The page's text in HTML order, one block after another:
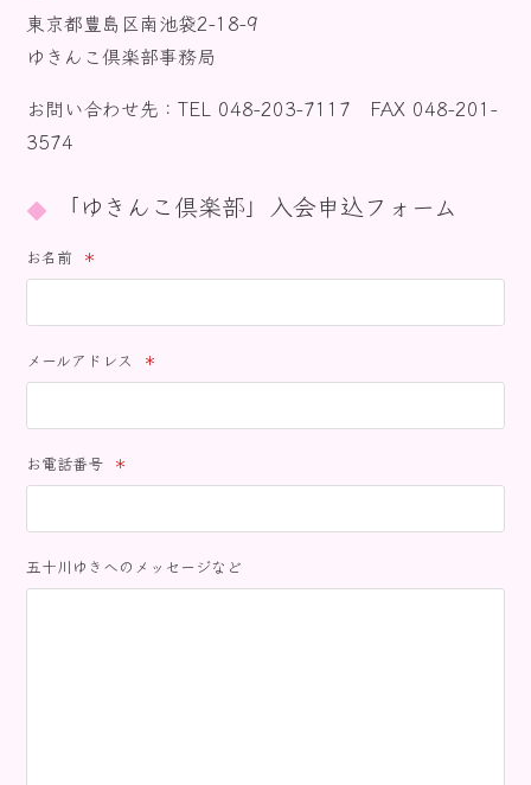
東京都豊島区南池袋2-18-9
ゆきんこ倶楽部事務局
お問い合わせ先：TEL 048-203-7117 FAX 048-201-
3574
「ゆきんこ倶楽部」入会申込フォーム
お名前 ＊
メールアドレス ＊
お電話番号 ＊
五十川ゆきへのメッセージなど